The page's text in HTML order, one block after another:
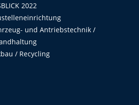
2022
und Antriebstechnik /
/ Recycling